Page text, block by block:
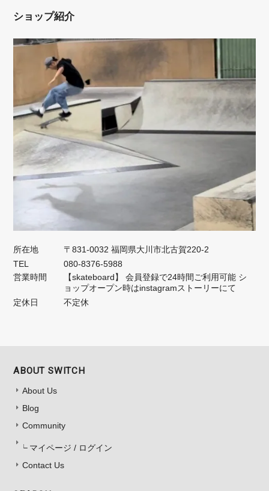
ショップ紹介
所在地
〒831-0032 福岡県大川市北古賀220-2
TEL
080-8376-5988
営業時間
【skateboard】 会員登録で24時間ご利用可能 シ
ョップオープン時はinstagramストーリーにて
定休日
不定休
ABOUT SWITCH
About Us
Blog
Community
マイページ / ログイン
Contact Us